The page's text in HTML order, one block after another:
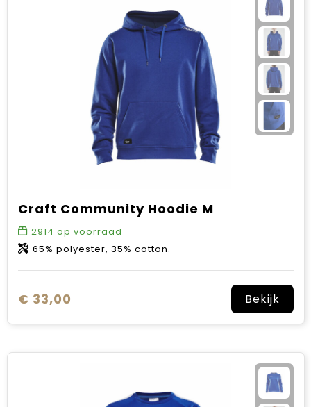
Craft Community Hoodie M
2914 op voorraad
65% polyester, 35% cotton.
€ 33,00 Bekijk